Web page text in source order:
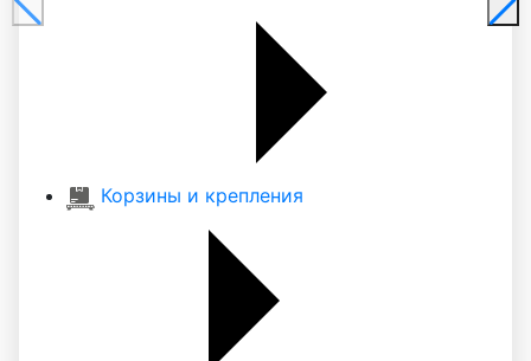
Корзины и крепления